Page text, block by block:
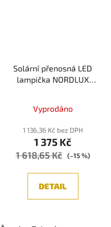
Solární přenosná LED
lampička NORDLUX
Vyprodáno
1 136,36 Kč bez DPH
1 375 Kč
1 618,65 Kč (–15 %)
DETAIL